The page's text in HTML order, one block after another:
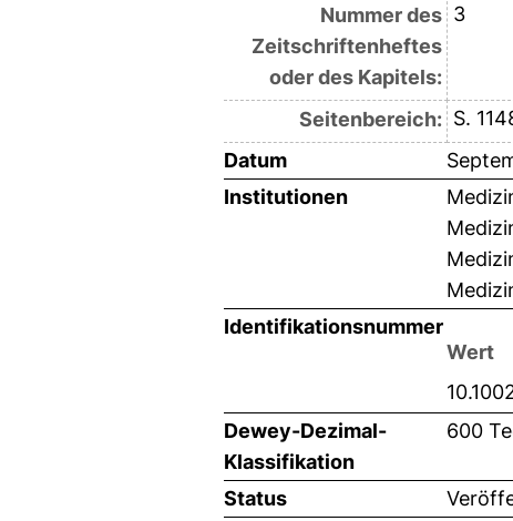
Nummer des
Zeitschriftenheftes
oder des Kapitels:
3
Seitenbereich: S.
Datum
Institutionen
Identifikationsnummer
Wert
Dewey-Dezimal-
Klassifikation
600
Status